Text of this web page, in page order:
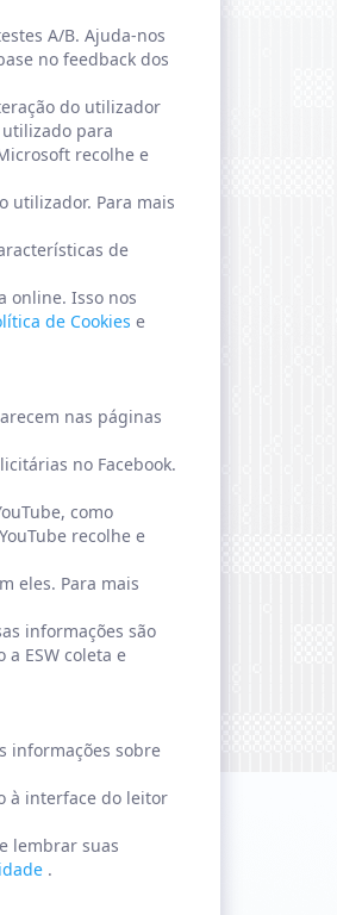
A/B. Ajuda-nos
no feedback dos
do utilizador
utilizado para
recolhe e
utilizador. Para mais
de
online. Isso nos
de Cookies e
nas páginas
no Facebook.
como
recolhe e
eles. Para mais
informações são
ESW coleta e
informações sobre
à interface do leitor
lembrar suas
.